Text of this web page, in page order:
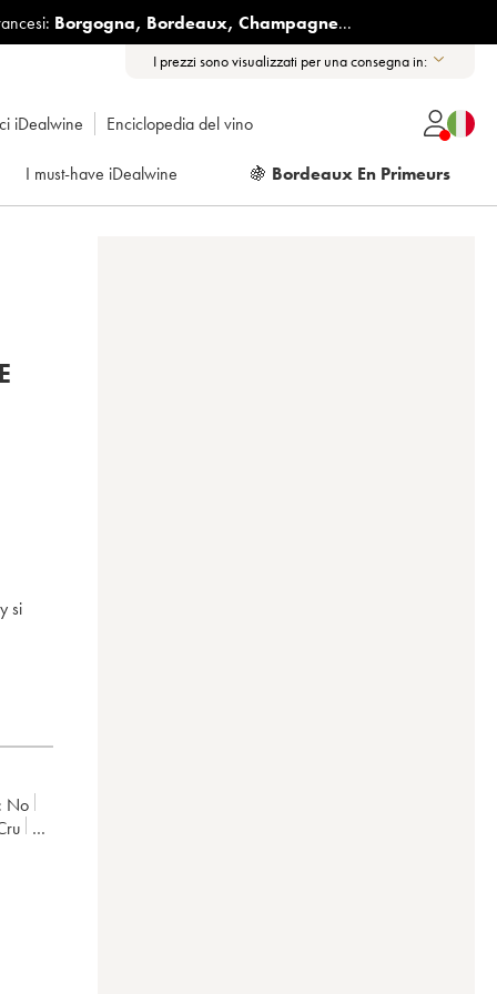
Borgogna, Bordeaux, Champagne...
I prezzi sono visualizzati per una consegna in:
iDealwine Enciclopedia del vino
I must-have iDealwine 🍇 Bordeaux En Primeurs
si
no